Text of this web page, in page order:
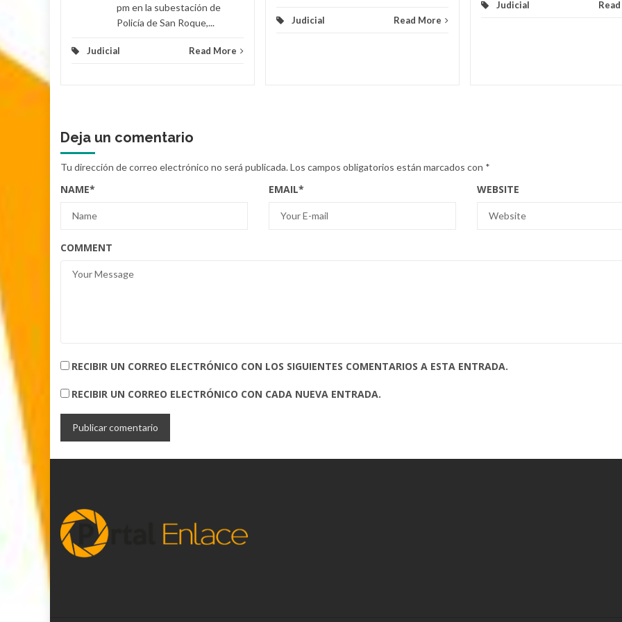
pm en la subestación de
Policía de San Roque,...
Judicial Read More
Judicial Read More
Judicial
Deja un comentario
Tu dirección de correo electrónico no será publicada.Los campos obligatorios están marcados con *
NAME* EMAIL* WEBSITE
COMMENT
RECIBIR UN CORREO ELECTRÓNICO CON LOS SIGUIENTES COMENTARIOS A ESTA ENTRADA.
RECIBIR UN CORREO ELECTRÓNICO CON CADA NUEVA ENTRADA.